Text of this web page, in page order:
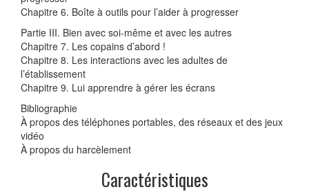
Chapitre 6. Boîte à outils pour l’aider à progresser
Partie III. Bien avec soi-même et avec les autres
Chapitre 7. Les copains d’abord !
Chapitre 8. Les interactions avec les adultes de
l’établissement
Chapitre 9. Lui apprendre à gérer les écrans
Bibliographie
À propos des téléphones portables, des réseaux et des jeux
vidéo
À propos du harcèlement
Caractéristiques